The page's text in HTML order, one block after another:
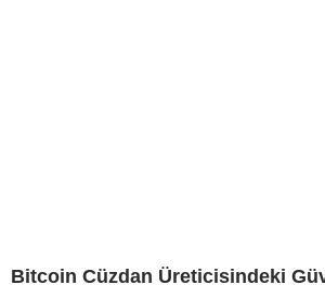
Bitcoin Cüzdan Üreticisindeki